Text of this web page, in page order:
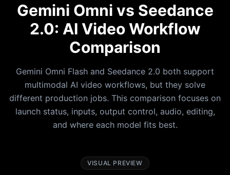
Gemini Omni vs Seedance
2.0: AI Video Workflow
Comparison
Gemini Omni Flash and Seedance 2.0 both support
multimodal AI video workflows, but they solve
different production jobs. This comparison focuses on
launch status, inputs, output control, audio, editing,
and where each model fits best.
VISUAL PREVIEW